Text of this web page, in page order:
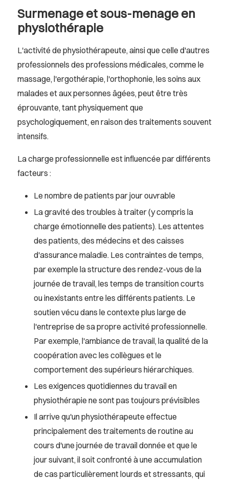
Surmenage et sous-menage en
physiothérapie
L'activité de physiothérapeute, ainsi que celle d'autres
professionnels des professions médicales, comme le
massage, l'ergothérapie, l'orthophonie, les soins aux
malades et aux personnes âgées, peut être très
éprouvante, tant physiquement que
psychologiquement, en raison des traitements souvent
intensifs.
La charge professionnelle est influencée par différents
facteurs :
Le nombre de patients par jour ouvrable
La gravité des troubles à traiter (y compris la
charge émotionnelle des patients). Les attentes
des patients, des médecins et des caisses
d'assurance maladie. Les contraintes de temps,
par exemple la structure des rendez-vous de la
journée de travail, les temps de transition courts
ou inexistants entre les différents patients. Le
soutien vécu dans le contexte plus large de
l'entreprise de sa propre activité professionnelle.
Par exemple, l'ambiance de travail, la qualité de la
coopération avec les collègues et le
comportement des supérieurs hiérarchiques.
Les exigences quotidiennes du travail en
physiothérapie ne sont pas toujours prévisibles
Il arrive qu'un physiothérapeute effectue
principalement des traitements de routine au
cours d'une journée de travail donnée et que le
jour suivant, il soit confronté à une accumulation
de cas particulièrement lourds et stressants, qui